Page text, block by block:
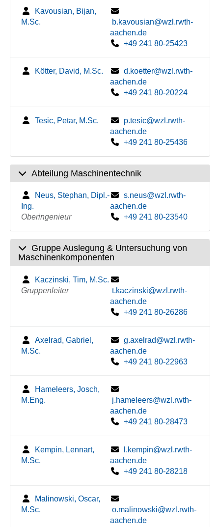
Kavousian, Bijan,
M.Sc.
b.kavousian@wzl.rwth-
aachen.de
+49 241 80-25423
Kötter, David, M.Sc.
d.koetter@wzl.rwth-
aachen.de
+49 241 80-20224
Tesic, Petar, M.Sc.
p.tesic@wzl.rwth-
aachen.de
+49 241 80-25436
Abteilung Maschinentechnik
Neus, Stephan, Dipl.-
Ing.
Oberingenieur
s.neus@wzl.rwth-
aachen.de
+49 241 80-23540
Gruppe Auslegung & Untersuchung von
Maschinenkomponenten
Kaczinski, Tim, M.Sc.
Gruppenleiter
t.kaczinski@wzl.rwth-
aachen.de
+49 241 80-26286
Axelrad, Gabriel,
M.Sc.
g.axelrad@wzl.rwth-
aachen.de
+49 241 80-22963
Hameleers, Josch,
M.Eng.
j.hameleers@wzl.rwth-
aachen.de
+49 241 80-28473
Kempin, Lennart,
M.Sc.
l.kempin@wzl.rwth-
aachen.de
+49 241 80-28218
Malinowski, Oscar,
M.Sc.
o.malinowski@wzl.rwth-
aachen.de